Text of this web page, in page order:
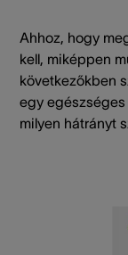
Ahhoz, hogy
kell, miképpen
következőkben
egy
milyen hátrányt